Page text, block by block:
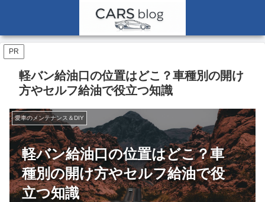
PR
軽バン給油口の位置はどこ？車種別の開け
方やセルフ給油で役立つ知識
軽バン給油口の位置はどこ？車
種別の開け方やセルフ給油で役
立つ知識
愛車のメンテナンス＆DIY